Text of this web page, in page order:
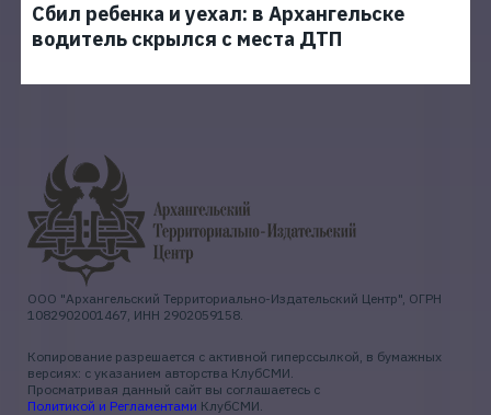
Сбил ребенка и уехал: в Архангельске
водитель скрылся с места ДТП
ООО "Архангельский Территориально-Издательский Центр", ОГРН
1082902001467, ИНН 2902059158.
Копирование разрешается с активной гиперссылкой, в бумажных
версиях: с указанием авторства КлубСМИ.
Просматривая данный сайт вы соглашаетесь с
Политикой и Регламентами КлубСМИ.